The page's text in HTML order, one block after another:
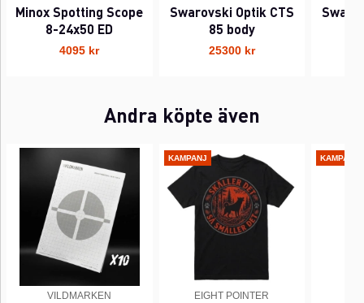
Minox Spotting Scope
8-24x50 ED
4095 kr
Swarovski Optik CTS
85 body
25300 kr
Andra köpte även
VILDMARKEN
KAMPANJ
EIGHT POINTER
KAMPANJ